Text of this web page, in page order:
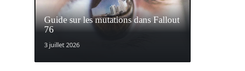
Guide sur les mutations dans Fallout
76
3 juillet 2026